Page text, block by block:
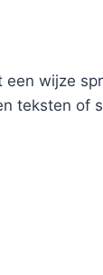
een wijze
teksten of